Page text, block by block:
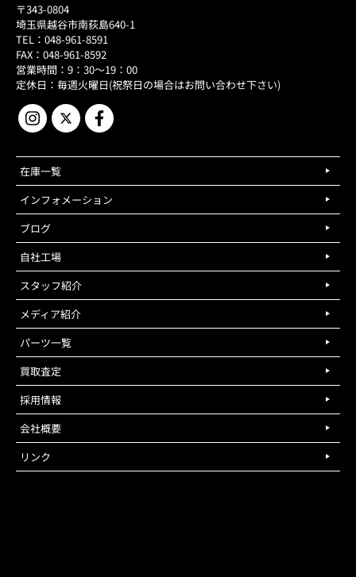
〒343-0804
埼玉県越谷市南荻島640-1
TEL：048-961-8591
FAX：048-961-8592
営業時間：9：30～19：00
定休日：毎週火曜日(祝祭日の場合はお問い合わせ下さい)
在庫一覧
インフォメーション
ブログ
自社工場
スタッフ紹介
メディア紹介
パーツ一覧
買取査定
採用情報
会社概要
リンク